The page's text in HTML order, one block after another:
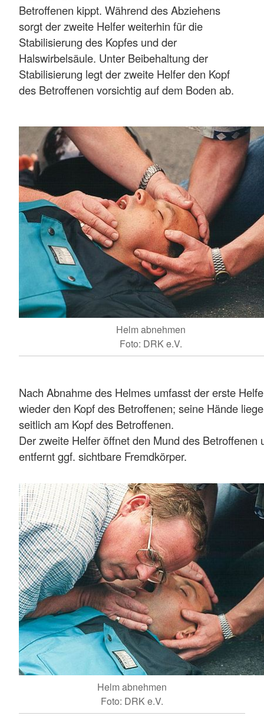
Betroffenen kippt. Während des Abziehens
sorgt der zweite Helfer weiterhin für die
Stabilisierung des Kopfes und der
Halswirbelsäule. Unter Beibehaltung der
Stabilisierung legt der zweite Helfer den Kopf
des Betroffenen vorsichtig auf dem Boden ab.
Helm abnehmen
Foto: DRK e.V.
Nach Abnahme des Helmes umfasst der erste
wieder den Kopf des Betroffenen; seine Hände
seitlich am Kopf des Betroffenen.
Der zweite Helfer öffnet den Mund des Betroffenen
entfernt ggf. sichtbare Fremdkörper.
Helm abnehmen
Foto: DRK e.V.